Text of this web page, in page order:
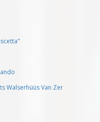
Walserhüüs Van Zer